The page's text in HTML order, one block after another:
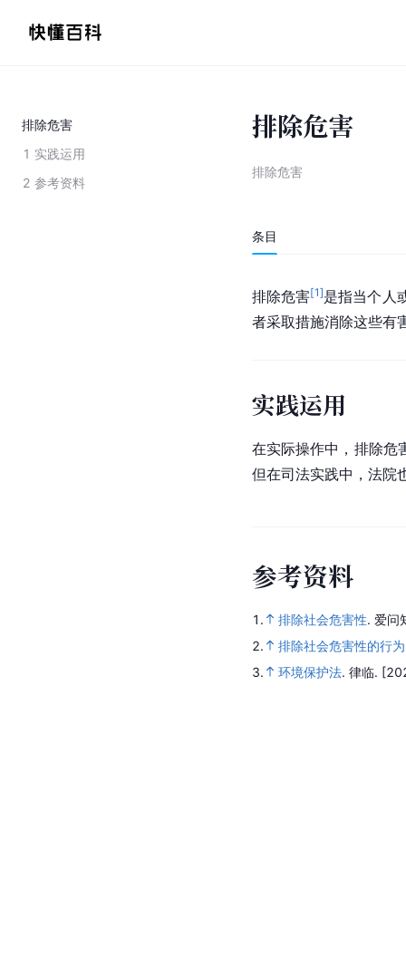
排除危害
1 实践运用
2 参考资料
排除危害
排除危害
条目
排除危害[1]是指当个人
者采取措施消除这些有
实践运用
在实际操作中，排除危
但在司法实践中，法院
参考资料
1. 排除社会危害性. 爱问
2.
排除社会危害性的行为
3.
环境保护法. 律临.